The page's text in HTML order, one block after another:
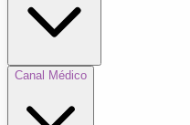
Canal Médico